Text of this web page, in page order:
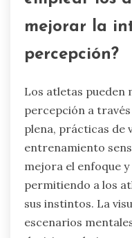
resultado, los
de la confianza y
¿Qué